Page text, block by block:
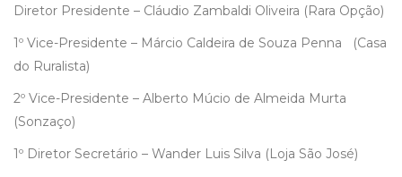
Diretor Presidente – Cláudio Zambaldi Oliveira (Rara Opção)
1º Vice-Presidente – Márcio Caldeira de Souza Penna (Casa
do Ruralista)
2º Vice-Presidente – Alberto Múcio de Almeida Murta
(Sonzaço)
1º Diretor Secretário – Wander Luis Silva (Loja São José)